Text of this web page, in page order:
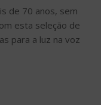
de 70 anos, sem
esta seleção de
para a luz na voz